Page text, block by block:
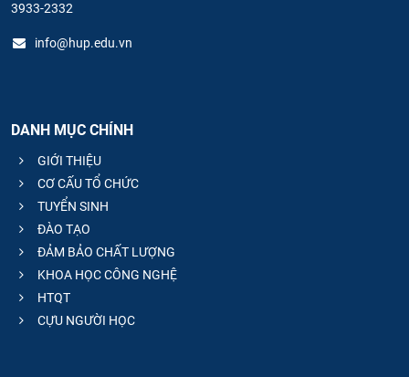
3933-2332
info@hup.edu.vn
DANH MỤC CHÍNH
GIỚI THIỆU
CƠ CẤU TỔ CHỨC
TUYỂN SINH
ĐÀO TẠO
ĐẢM BẢO CHẤT LƯỢNG
KHOA HỌC CÔNG NGHỆ
HTQT
CỰU NGƯỜI HỌC